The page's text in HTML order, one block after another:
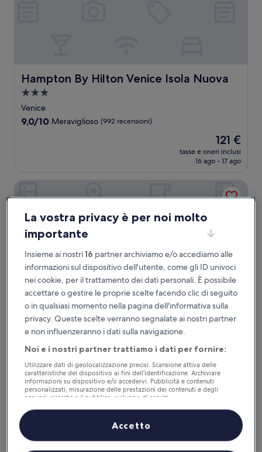
Hampton By Hilton Venice Isola Nuova
Hampton By Hilton Venice Isola Nuova
Struttura
a
3.0
Venice
9.0
9,0/10 Meraviglioso (992 recensioni)
Il
prezzo
attuale
121 €
121 €
tasse e oneri inclusi
16 ago - 17 ago
Hotel Cavalletto e Doge Orseolo
Hotel Cavalletto e Doge Orseolo
4.0
stelle
Centro di Venezia
8.8
su
10,
Eccellente,
(1.848
recensioni)
8,8/10 Eccellente (1.848 recensioni)
Il
prezzo
141 €
23 ago - 24 ago
Crowne Plaza Venice East by IHG
La vostra privacy è per noi molto
importante
Insieme ai nostri16 partner archiviamo e/o accediamo alle
informazioni sul dispositivo dell'utente, come gli ID univoci
nei cookie, per il trattamento dei dati personali. È possibile
accettare o gestire le proprie scelte facendo clic di seguito
o in qualsiasi momento nella pagina dell'informativa sulla
privacy. Queste scelte verranno segnalate ai nostri partner
e non influenzeranno i dati sulla navigazione.
Noi e i nostri partner trattiamo i dati per fornire:
Utilizzare dati di geolocalizzazione precisi. Scansione attiva delle
caratteristiche del dispositivo ai fini dell’identificazione. Archiviare
informazioni su dispositivo e/o accedervi. Pubblicità e contenuti
personalizzati, misurazione delle prestazioni dei contenuti e degli
annunci, ricerche sul pubblico, sviluppo di servizi.
Elenco dei partner (fornitori)
Accetto